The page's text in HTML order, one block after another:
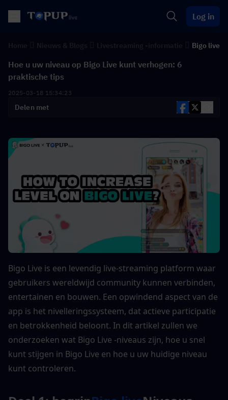
Log in
Bigo live
Hoe u uw niveau op Bigo Live kunt verhogen: 6
praktische tips
2025-03-18 15:34:23
Delen met
Bigo Live is een levendig live-streaming platform waar
gebruikers wereldwijd community kunnen verbinden,
entertainen en bouwen. Een opwindend aspect van de
app is het nivelleringssysteem, dat actieve participatie
en betrokkenheid beloont. In dit artikel zullen we
onderzoeken wat Bigo Live -niveaus zijn, hoe u snel
kunt stijgen in Bigo Live en hoe u uw huidige niveau
kunt controleren.